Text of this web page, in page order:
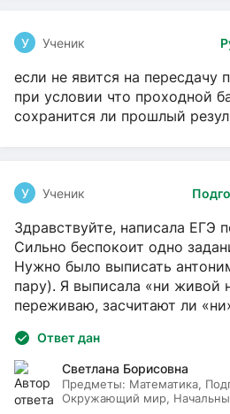
У Ученик
если не явится на пересдачу
при условии что проходной
сохранится ли прошлый
У Ученик
Здравствуйте, написала ЕГЭ
Сильно беспокоит одно
Нужно было выписать
пару). Я выписала «ни живой
переживаю, засчитают ли
Ответ дан
Светлана Борисовна
Предметы: Математика,
Окружающий мир,